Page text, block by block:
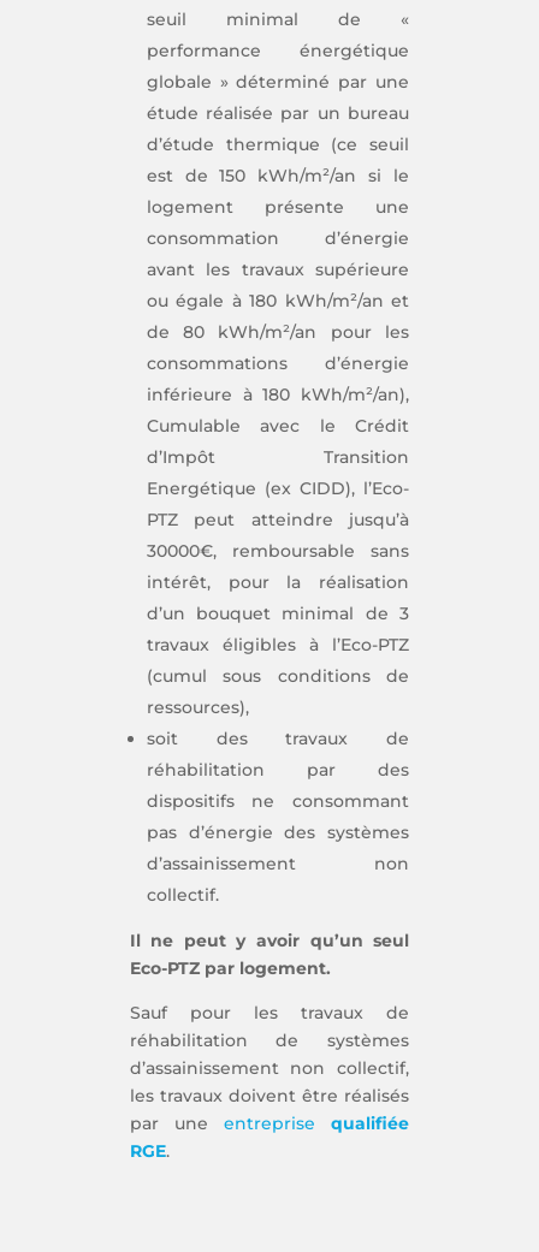
seuil minimal de «
performance énergétique
globale » déterminé par une
étude réalisée par un bureau
d’étude thermique (ce seuil
est de 150 kWh/m²/an si le
logement présente une
consommation d’énergie
avant les travaux supérieure
ou égale à 180 kWh/m²/an et
de 80 kWh/m²/an pour les
consommations d’énergie
inférieure à 180 kWh/m²/an),
Cumulable avec le Crédit
d’Impôt Transition
Energétique (ex CIDD), l’Eco-
PTZ peut atteindre jusqu’à
30000€, remboursable sans
intérêt, pour la réalisation
d’un bouquet minimal de 3
travaux éligibles à l’Eco-PTZ
(cumul sous conditions de
ressources),
soit des travaux de
réhabilitation par des
dispositifs ne consommant
pas d’énergie des systèmes
d’assainissement non
collectif.
Il ne peut y avoir qu’un seul
Eco-PTZ par logement.
Sauf pour les travaux de
réhabilitation de systèmes
d’assainissement non collectif,
les travaux doivent être réalisés
par uneentreprisequalifiée
RGE.